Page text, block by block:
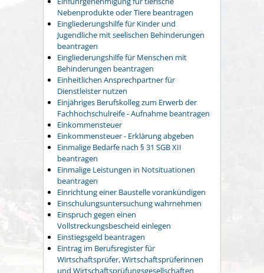
Nebenprodukte oder Tiere beantragen
Eingliederungshilfe für Kinder und
Jugendliche mit seelischen Behinderungen
beantragen
Eingliederungshilfe für Menschen mit
Behinderungen beantragen
Einheitlichen Ansprechpartner für
Dienstleister nutzen
Einjähriges Berufskolleg zum Erwerb der
Fachhochschulreife - Aufnahme beantragen
Einkommensteuer
Einkommensteuer - Erklärung abgeben
Einmalige Bedarfe nach § 31 SGB XII
beantragen
Einmalige Leistungen in Notsituationen
beantragen
Einrichtung einer Baustelle vorankündigen
Einschulungsuntersuchung wahrnehmen
Einspruch gegen einen
Vollstreckungsbescheid einlegen
Einstiegsgeld beantragen
Eintrag im Berufsregister für
Wirtschaftsprüfer, Wirtschaftsprüferinnen
und Wirtschaftsprüfungsgesellschaften